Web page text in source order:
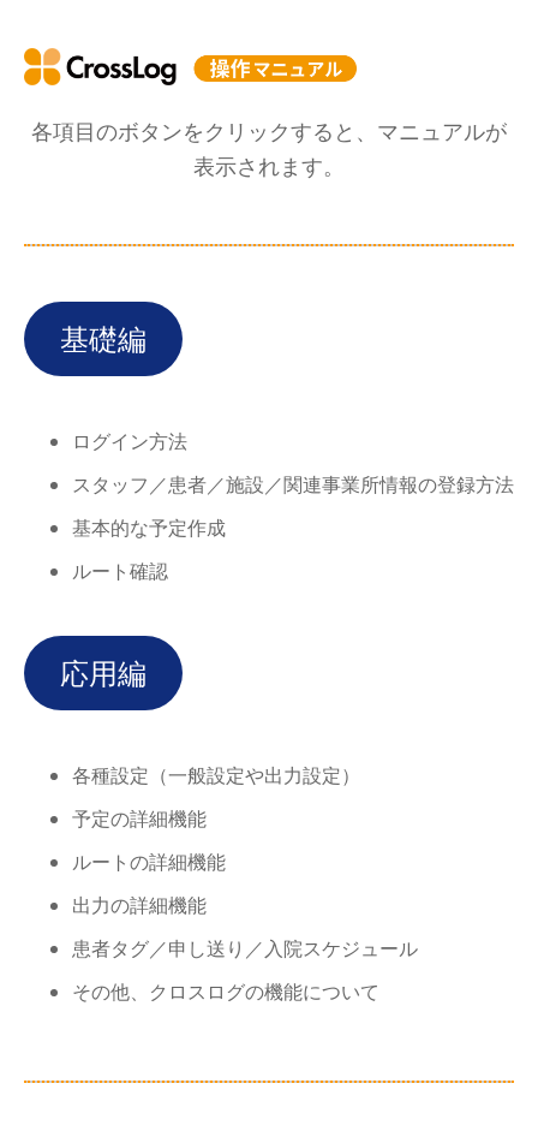
各項目のボタンをクリックすると、マニュアルが
表示されます。
基礎編
ログイン方法
スタッフ／患者／施設／関連事業所情報の登録方法
基本的な予定作成
ルート確認
応用編
各種設定（一般設定や出力設定）
予定の詳細機能
ルートの詳細機能
出力の詳細機能
患者タグ／申し送り／入院スケジュール
その他、クロスログの機能について